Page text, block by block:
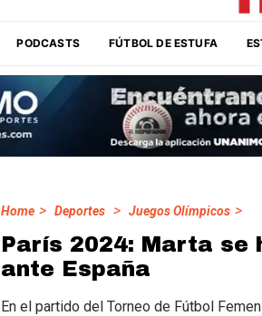
PODCASTS FÚTBOL DE ESTUFA
Home > Deportes > Juegos Olímpicos >
París 2024: Marta se
ante España
En el partido del Torneo de Fútbol